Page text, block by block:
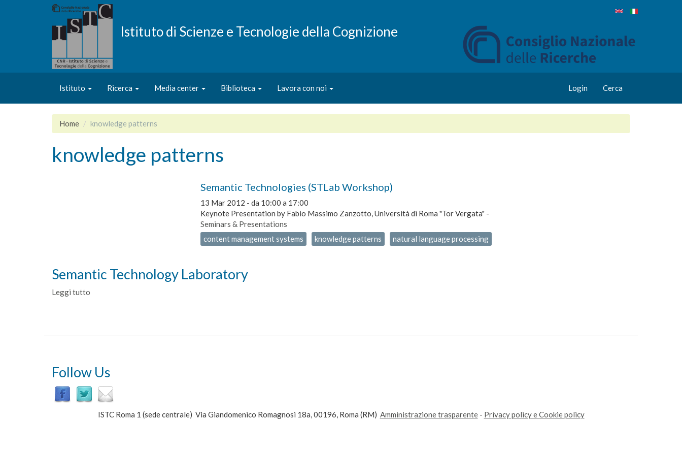
Istituto di Scienze e Tecnologie della Cognizione
Istituto Ricerca Media center Biblioteca Lavora con noi Login Cerca
Home knowledge patterns
knowledge patterns
Semantic Technologies (STLab Workshop)
13 Mar 2012 - da 10:00 a 17:00
Keynote Presentation by Fabio Massimo Zanzotto, Università di Roma "Tor Vergata" -
Seminars & Presentations
content management systems
knowledge patterns natural language processing
Semantic Technology Laboratory
Leggi tutto
Follow Us
ISTC Roma 1 (sede centrale) Via Giandomenico Romagnosi 18a, 00196, Roma (RM) Amministrazione trasparente- Privacy policy e Cookie policy